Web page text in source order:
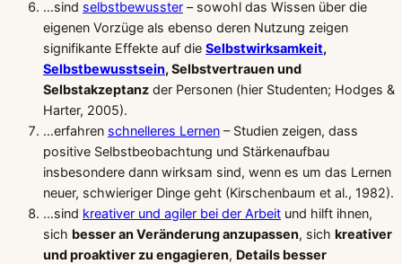
…sind selbstbewusster – sowohl das Wissen über die
eigenen Vorzüge als ebenso deren Nutzung zeigen
signifikante Effekte auf die Selbstwirksamkeit,
Selbstbewusstsein, Selbstvertrauen und
Selbstakzeptanz der Personen (hier Studenten; Hodges &
Harter, 2005).
…erfahren schnelleres Lernen – Studien zeigen, dass
positive Selbstbeobachtung und Stärkenaufbau
insbesondere dann wirksam sind, wenn es um das Lernen
neuer, schwieriger Dinge geht (Kirschenbaum et al., 1982).
…sind kreativer und agiler bei der Arbeit und hilft ihnen,
sich besser an Veränderung anzupassen, sich kreativer
und proaktiver zu engagieren, Details besser